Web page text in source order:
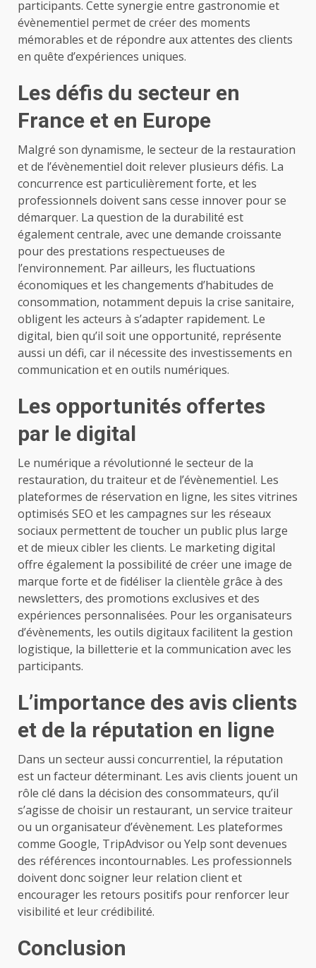
participants. Cette synergie entre gastronomie et
évènementiel permet de créer des moments
mémorables et de répondre aux attentes des clients
en quête d’expériences uniques.
Les défis du secteur en
France et en Europe
Malgré son dynamisme, le secteur de la restauration
et de l’évènementiel doit relever plusieurs défis. La
concurrence est particulièrement forte, et les
professionnels doivent sans cesse innover pour se
démarquer. La question de la durabilité est
également centrale, avec une demande croissante
pour des prestations respectueuses de
l’environnement. Par ailleurs, les fluctuations
économiques et les changements d’habitudes de
consommation, notamment depuis la crise sanitaire,
obligent les acteurs à s’adapter rapidement. Le
digital, bien qu’il soit une opportunité, représente
aussi un défi, car il nécessite des investissements en
communication et en outils numériques.
Les opportunités offertes
par le digital
Le numérique a révolutionné le secteur de la
restauration, du traiteur et de l’évènementiel. Les
plateformes de réservation en ligne, les sites vitrines
optimisés SEO et les campagnes sur les réseaux
sociaux permettent de toucher un public plus large
et de mieux cibler les clients. Le marketing digital
offre également la possibilité de créer une image de
marque forte et de fidéliser la clientèle grâce à des
newsletters, des promotions exclusives et des
expériences personnalisées. Pour les organisateurs
d’évènements, les outils digitaux facilitent la gestion
logistique, la billetterie et la communication avec les
participants.
L’importance des avis clients
et de la réputation en ligne
Dans un secteur aussi concurrentiel, la réputation
est un facteur déterminant. Les avis clients jouent un
rôle clé dans la décision des consommateurs, qu’il
s’agisse de choisir un restaurant, un service traiteur
ou un organisateur d’évènement. Les plateformes
comme Google, TripAdvisor ou Yelp sont devenues
des références incontournables. Les professionnels
doivent donc soigner leur relation client et
encourager les retours positifs pour renforcer leur
visibilité et leur crédibilité.
Conclusion